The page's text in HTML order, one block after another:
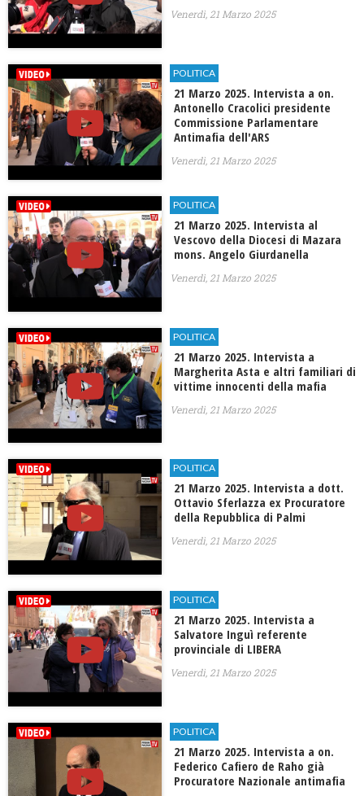
Venerdì, 21 Marzo 2025
POLITICA
21 Marzo 2025. Intervista a on.
Antonello Cracolici presidente
Commissione Parlamentare
Antimafia dell'ARS
Venerdì, 21 Marzo 2025
POLITICA
21 Marzo 2025. Intervista al
Vescovo della Diocesi di Mazara
mons. Angelo Giurdanella
Venerdì, 21 Marzo 2025
POLITICA
21 Marzo 2025. Intervista a
Margherita Asta e altri familiari di
vittime innocenti della mafia
Venerdì, 21 Marzo 2025
POLITICA
21 Marzo 2025. Intervista a dott.
Ottavio Sferlazza ex Procuratore
della Repubblica di Palmi
Venerdì, 21 Marzo 2025
POLITICA
21 Marzo 2025. Intervista a
Salvatore Inguì referente
provinciale di LIBERA
Venerdì, 21 Marzo 2025
POLITICA
21 Marzo 2025. Intervista a on.
Federico Cafiero de Raho già
Procuratore Nazionale antimafia